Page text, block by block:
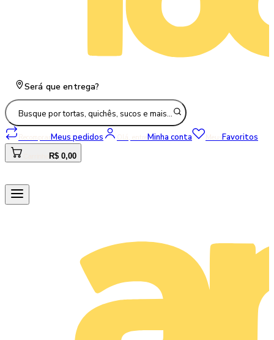
Será que entrega?
Busque por tortas, quichês, sucos e mais…
Recomprar Meus pedidos Olá, entre Minha conta Meus Favoritos
R$ 0,00